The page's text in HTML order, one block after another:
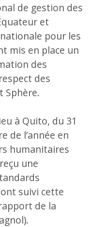
de gestion des
et
pour les
mis en place un
des
des
Sphère.
à Quito, du 31
de l’année en
humanitaires
une
suivi cette
de la